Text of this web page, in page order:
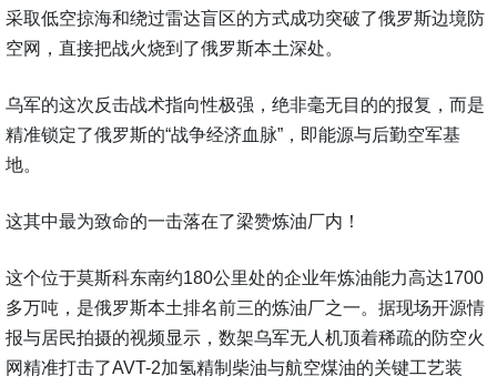
采取低空掠海和绕过雷达盲区的方式成功突破了俄罗斯边境防
空网，直接把战火烧到了俄罗斯本土深处。
乌军的这次反击战术指向性极强，绝非毫无目的的报复，而是
精准锁定了俄罗斯的“战争经济血脉”，即能源与后勤空军基
地。
这其中最为致命的一击落在了梁赞炼油厂内！
这个位于莫斯科东南约180公里处的企业年炼油能力高达1700
多万吨，是俄罗斯本土排名前三的炼油厂之一。据现场开源情
报与居民拍摄的视频显示，数架乌军无人机顶着稀疏的防空火
网精准打击了AVT-2加氢精制柴油与航空煤油的关键工艺装